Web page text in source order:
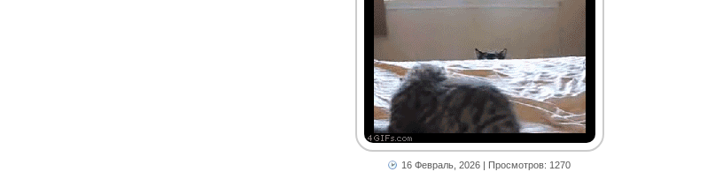
16 Февраль, 2026 | Просмотров: 1270